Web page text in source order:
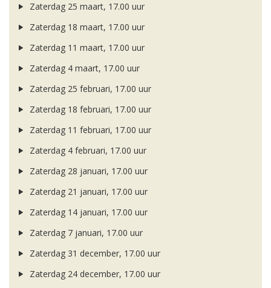
Zaterdag 25 maart, 17.00 uur
Zaterdag 18 maart, 17.00 uur
Zaterdag 11 maart, 17.00 uur
Zaterdag 4 maart, 17.00 uur
Zaterdag 25 februari, 17.00 uur
Zaterdag 18 februari, 17.00 uur
Zaterdag 11 februari, 17.00 uur
Zaterdag 4 februari, 17.00 uur
Zaterdag 28 januari, 17.00 uur
Zaterdag 21 januari, 17.00 uur
Zaterdag 14 januari, 17.00 uur
Zaterdag 7 januari, 17.00 uur
Zaterdag 31 december, 17.00 uur
Zaterdag 24 december, 17.00 uur